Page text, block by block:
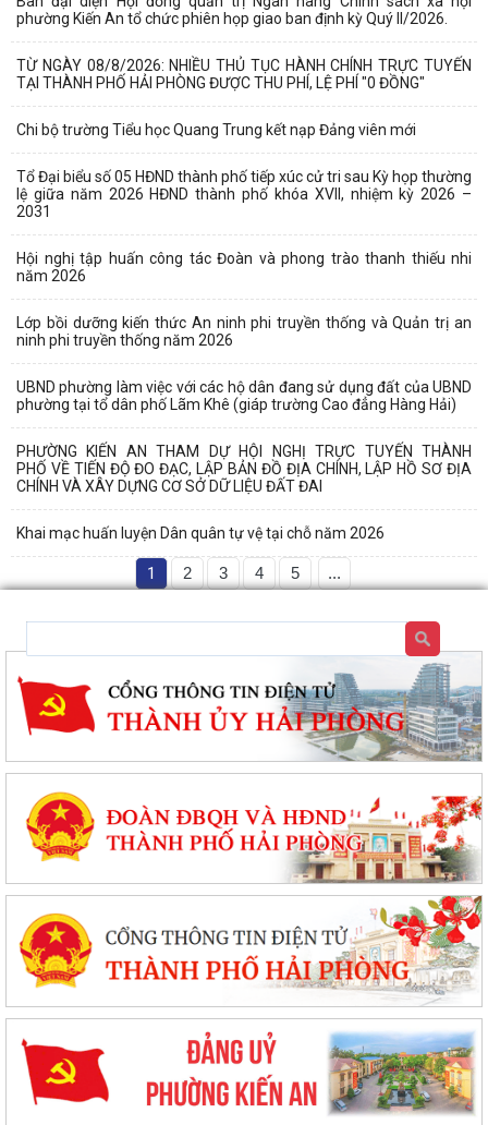
phường Kiến An tổ chức phiên họp giao ban định kỳ Quý II/2026.
TỪ NGÀY 08/8/2026: NHIỀU THỦ TỤC HÀNH CHÍNH TRỰC TUYẾN
TẠI THÀNH PHỐ HẢI PHÒNG ĐƯỢC THU PHÍ, LỆ PHÍ "0 ĐỒNG"
Chi bộ trường Tiểu học Quang Trung kết nạp Đảng viên mới
Tổ Đại biểu số 05 HĐND thành phố tiếp xúc cử tri sau Kỳ họp thường
lệ giữa năm 2026 HĐND thành phố khóa XVII, nhiệm kỳ 2026 –
2031
Hội nghị tập huấn công tác Đoàn và phong trào thanh thiếu nhi
năm 2026
Lớp bồi dưỡng kiến thức An ninh phi truyền thống và Quản trị an
ninh phi truyền thống năm 2026
UBND phường làm việc với các hộ dân đang sử dụng đất của UBND
phường tại tổ dân phố Lãm Khê (giáp trường Cao đẳng Hàng Hải)
PHƯỜNG KIẾN AN THAM DỰ HỘI NGHỊ TRỰC TUYẾN THÀNH
PHỐ VỀ TIẾN ĐỘ ĐO ĐẠC, LẬP BẢN ĐỒ ĐỊA CHÍNH, LẬP HỒ SƠ ĐỊA
CHÍNH VÀ XÂY DỰNG CƠ SỞ DỮ LIỆU ĐẤT ĐAI
Khai mạc huấn luyện Dân quân tự vệ tại chỗ năm 2026
1 2 3 4 5 ...